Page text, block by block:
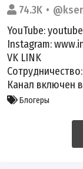
74.3K
YouTube:
Instagram:
VK LINK
Канал включен
Блогеры